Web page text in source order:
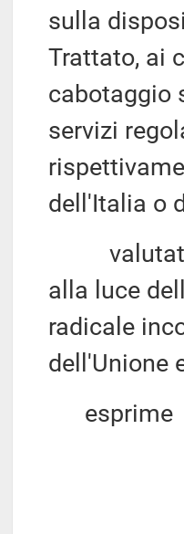
sulla
Trattato, ai
cabotaggio
servizi
dell'Italia o
valutato
alla luce
radicale
dell'Unione
esprime